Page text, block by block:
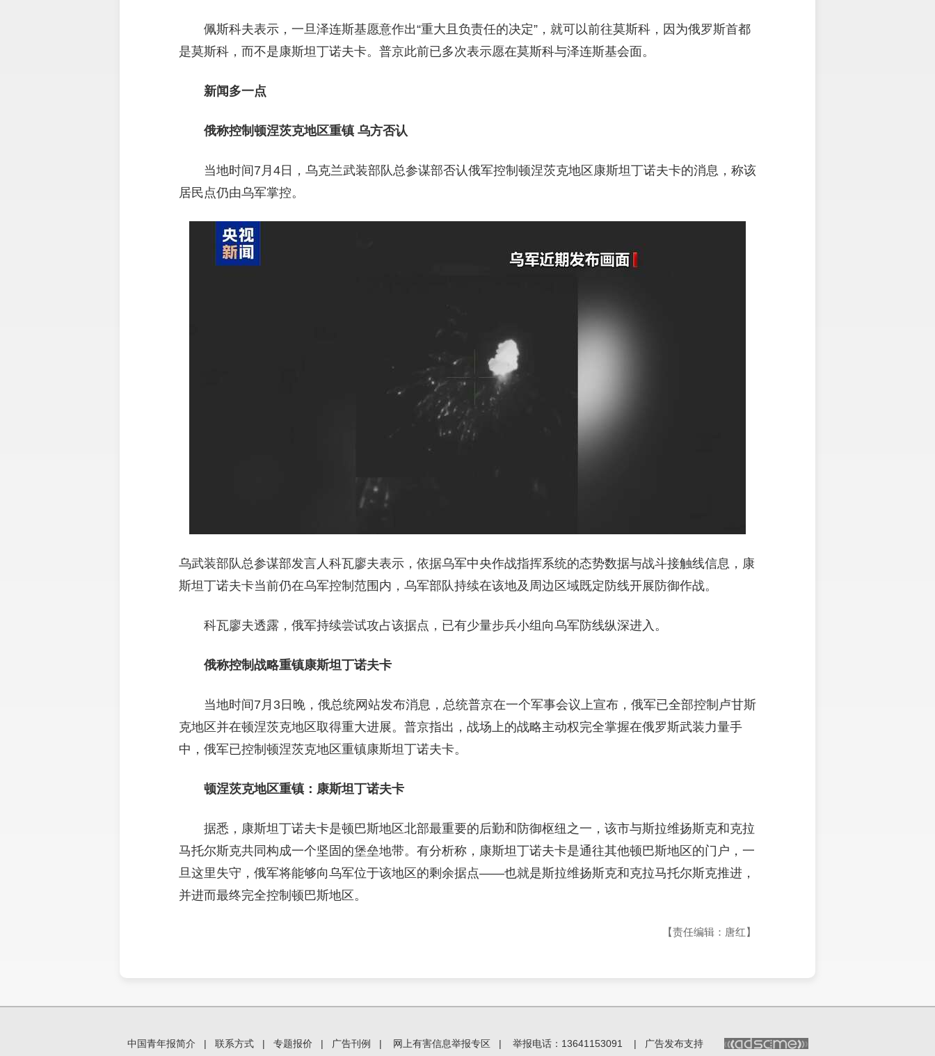
佩斯科夫表示，一旦泽连斯基愿意作出“重大且负责任的决定”，就可以前往莫斯科，因为俄罗斯首都
是莫斯科，而不是康斯坦丁诺夫卡。普京此前已多次表示愿在莫斯科与泽连斯基会面。
新闻多一点
俄称控制顿涅茨克地区重镇 乌方否认
当地时间7月4日，乌克兰武装部队总参谋部否认俄军控制顿涅茨克地区康斯坦丁诺夫卡的消息，称该
居民点仍由乌军掌控。
乌武装部队总参谋部发言人科瓦廖夫表示，依据乌军中央作战指挥系统的态势数据与战斗接触线信息，康
斯坦丁诺夫卡当前仍在乌军控制范围内，乌军部队持续在该地及周边区域既定防线开展防御作战。
科瓦廖夫透露，俄军持续尝试攻占该据点，已有少量步兵小组向乌军防线纵深进入。
俄称控制战略重镇康斯坦丁诺夫卡
当地时间7月3日晚，俄总统网站发布消息，总统普京在一个军事会议上宣布，俄军已全部控制卢甘斯
克地区并在顿涅茨克地区取得重大进展。普京指出，战场上的战略主动权完全掌握在俄罗斯武装力量手
中，俄军已控制顿涅茨克地区重镇康斯坦丁诺夫卡。
顿涅茨克地区重镇：康斯坦丁诺夫卡
据悉，康斯坦丁诺夫卡是顿巴斯地区北部最重要的后勤和防御枢纽之一，该市与斯拉维扬斯克和克拉
马托尔斯克共同构成一个坚固的堡垒地带。有分析称，康斯坦丁诺夫卡是通往其他顿巴斯地区的门户，一
旦这里失守，俄军将能够向乌军位于该地区的剩余据点——也就是斯拉维扬斯克和克拉马托尔斯克推进，
并进而最终完全控制顿巴斯地区。
【责任编辑：唐红】
中国青年报简介 | 联系方式 | 专题报价 | 广告刊例 | 网上有害信息举报专区 | 举报电话：13641153091 | 广告发布支持